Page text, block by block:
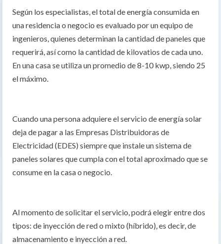
Según los especialistas, el total de energía consumida en
una residencia o negocio es evaluado por un equipo de
ingenieros, quienes determinan la cantidad de paneles que
requerirá, así como la cantidad de kilovatios de cada uno.
En una casa se utiliza un promedio de 8-10 kwp, siendo 25
el máximo.
Cuando una persona adquiere el servicio de energía solar
deja de pagar a las Empresas Distribuidoras de
Electricidad (EDES) siempre que instale un sistema de
paneles solares que cumpla con el total aproximado que se
consume en la casa o negocio.
Al momento de solicitar el servicio, podrá elegir entre dos
tipos: de inyección de red o mixto (híbrido), es decir, de
almacenamiento e inyección a red.